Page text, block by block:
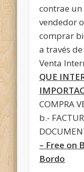
contrae
vendedor
comprar
a través
Venta
QUE
COMPRA
b.-
– Free on
Bordo